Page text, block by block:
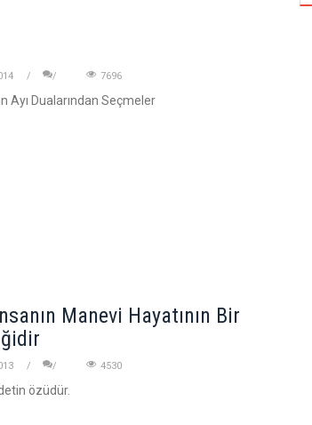
7696
Ayı Dualarından Seçmeler
Manevi Hayatının Bir
4530
özüdür.